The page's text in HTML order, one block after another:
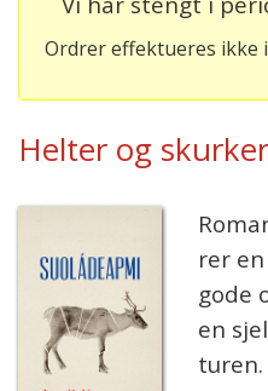
Ordrer effektueres ikke i
Helter og
rer
gode
en
turen.